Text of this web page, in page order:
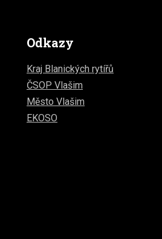
Odkazy
Kraj Blanických rytířů
ČSOP Vlašim
Město Vlašim
EKOSO